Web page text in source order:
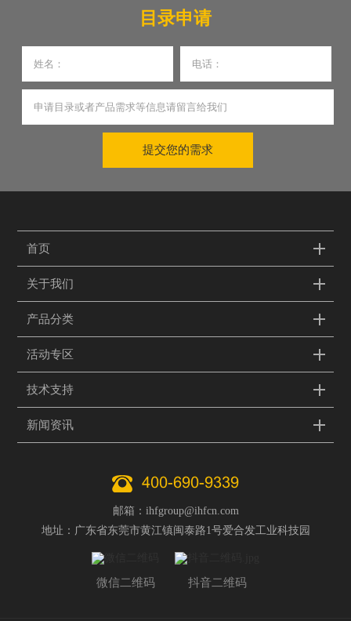
目录申请
提交您的需求
首页
关于我们
产品分类
活动专区
技术支持
新闻资讯
400-690-9339
邮箱：ihfgroup@ihfcn.com
地址：广东省东莞市黄江镇闽泰路1号爱合发工业科技园
微信二维码 抖音二维码